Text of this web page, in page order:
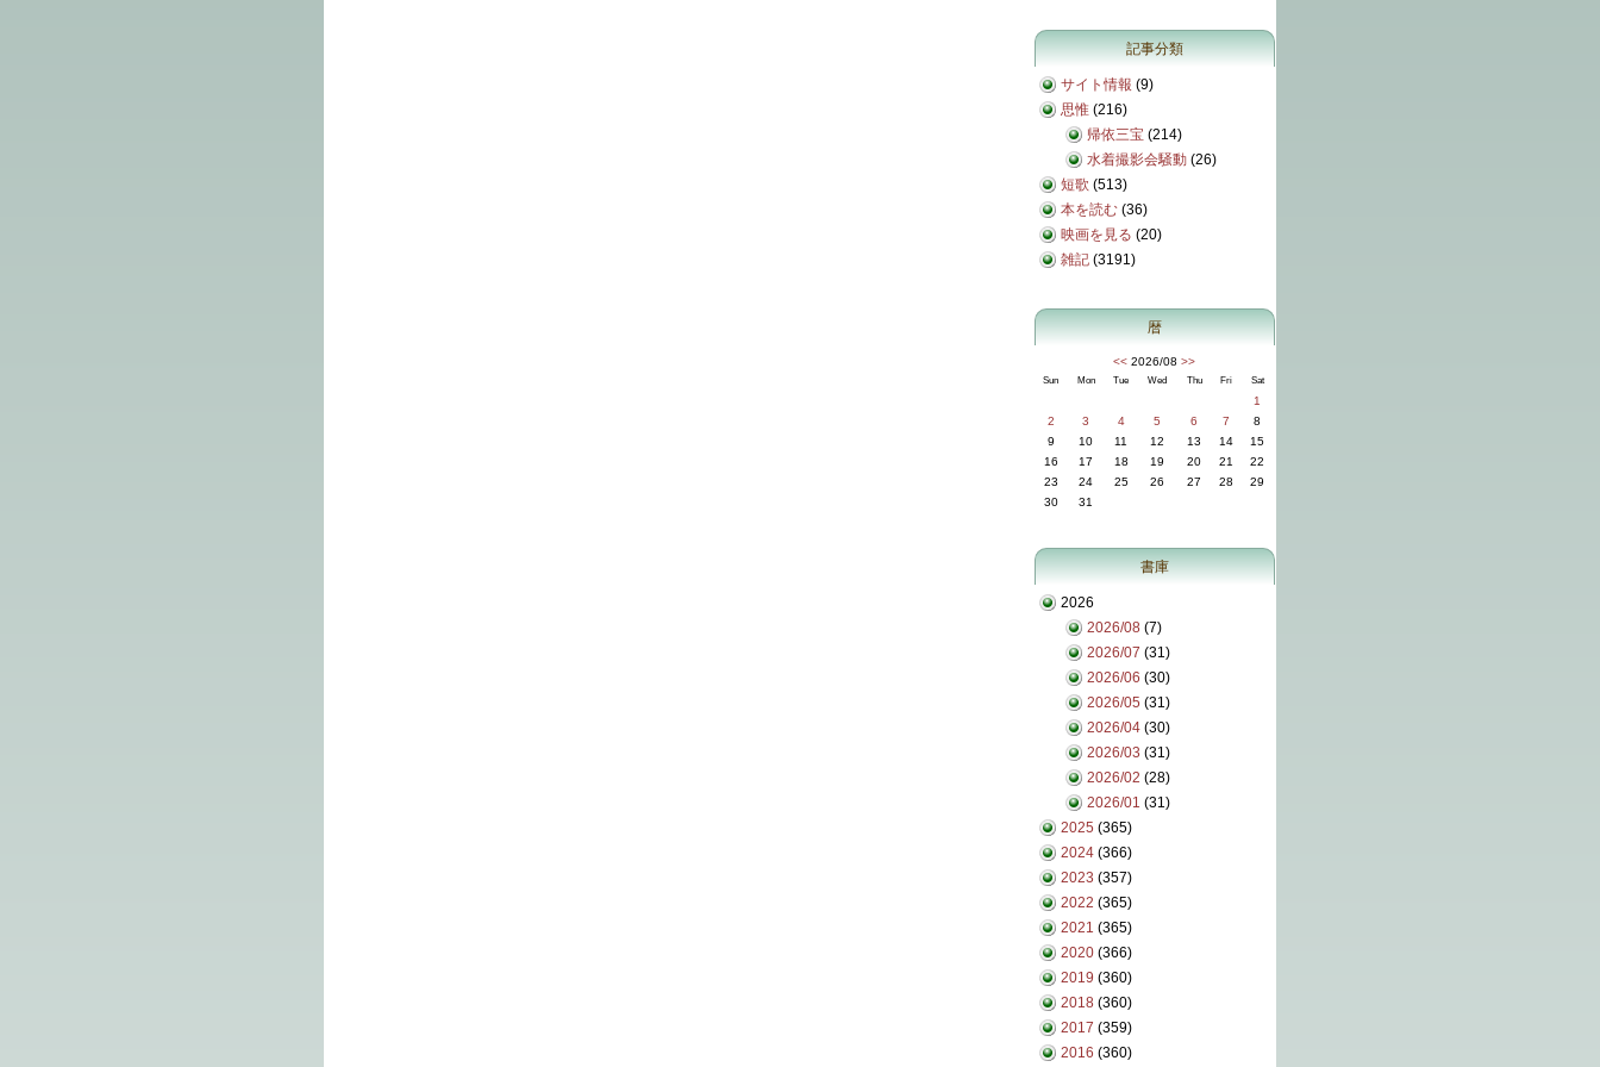
記事分類
サイト情報 (9)
思惟 (216)
帰依三宝 (214)
水着撮影会騒動 (26)
短歌 (513)
本を読む (36)
映画を見る (20)
雑記 (3191)
暦
<< 2026/08 >>
Sun Mon Tue Wed Thu Fri Sat
1
2
3 4 5 6 7
8
9
10 11 12 13 14
15
16
17 18 19 20 21
22
23
24 25 26 27 28
29
30
31
書庫
2026
2026/08 (7)
2026/07 (31)
2026/06 (30)
2026/05 (31)
2026/04 (30)
2026/03 (31)
2026/02 (28)
2026/01 (31)
2025 (365)
2024 (366)
2023 (357)
2022 (365)
2021 (365)
2020 (366)
2019 (360)
2018 (360)
2017 (359)
2016 (360)